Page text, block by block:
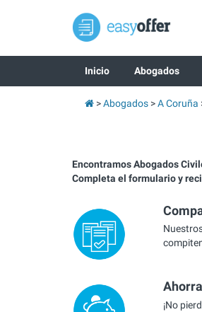
Inicio Abogados
Abogados A Coruña
Encontramos Abogados
Completa el formulario y
¡No